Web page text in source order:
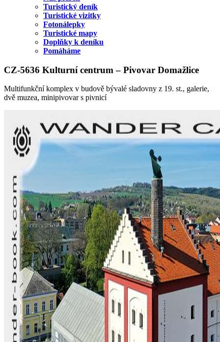
Turistický deník
Turistické vizitky
Fotonálepky
Turistické mapy
Doplňky k deníku
Pomáháme
CZ-5636 Kulturní centrum – Pivovar Domažlice
Multifunkční komplex v budově bývalé sladovny z 19. st., galerie,
dvě muzea, minipivovar s pivnicí